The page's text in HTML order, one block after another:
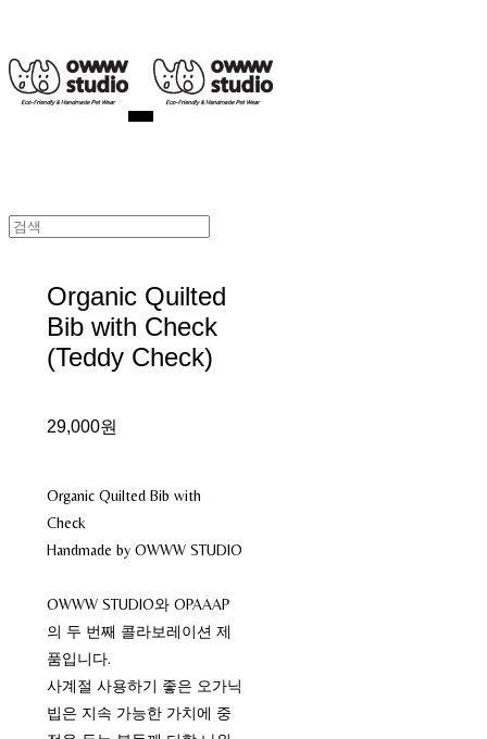
Organic Quilted
Bib with Check
(Teddy Check)
29,000원
Organic Quilted Bib with
Check
Handmade by OWWW STUDIO
OWWW STUDIO와 OPAAAP
의 두 번째 콜라보레이션 제
품입니다.
사계절 사용하기 좋은 오가닉
빕은 지속 가능한 가치에 중